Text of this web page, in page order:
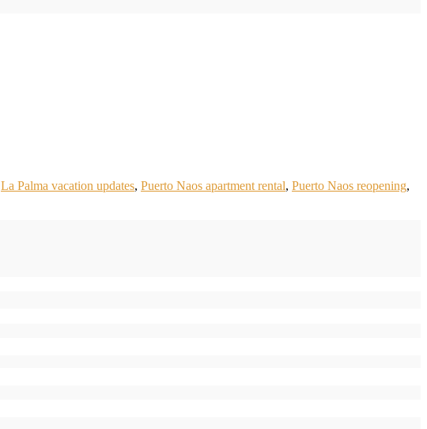
La Palma vacation updates, Puerto Naos apartment rental, Puerto Naos reopening,